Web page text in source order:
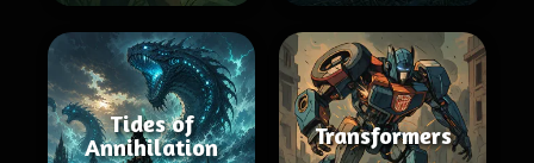
Tides of
Annihilation
Transformers